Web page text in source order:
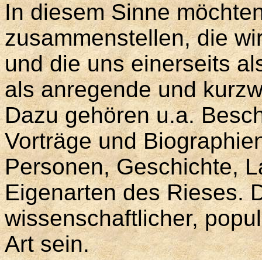
In diesem Sinne
zusammenstellen, die
und die uns einerseits
als anregende und
Dazu gehören u.a.
Vorträge und
Personen, Geschichte,
Eigenarten des Rieses.
wissenschaftlicher,
Art sein.